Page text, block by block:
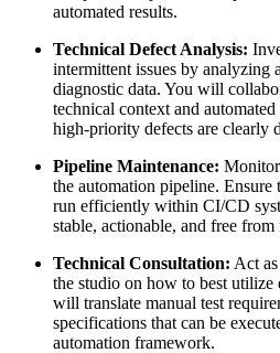
automated results.
Technical Defect Analysis:
intermittent issues by analyzing
diagnostic data. You will
technical context and
high-priority defects are clearly
Pipeline Maintenance:
the automation pipeline. Ensure
run efficiently within CI/CD
stable, actionable, and free from
Technical Consultation: Act
the studio on how to best utilize
will translate manual test
specifications that can be
automation framework.